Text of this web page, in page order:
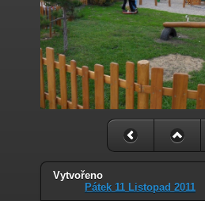
Vytvořeno
Pátek 11 Listopad 2011